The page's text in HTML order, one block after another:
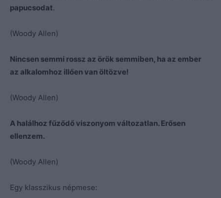
papucsodat.
(Woody Allen)
Nincsen semmi rossz az örök semmiben, ha az ember
az alkalomhoz illően van öltözve!
(Woody Allen)
A halálhoz fűződő viszonyom változatlan. Erősen
ellenzem.
(Woody Allen)
Egy klasszikus népmese: